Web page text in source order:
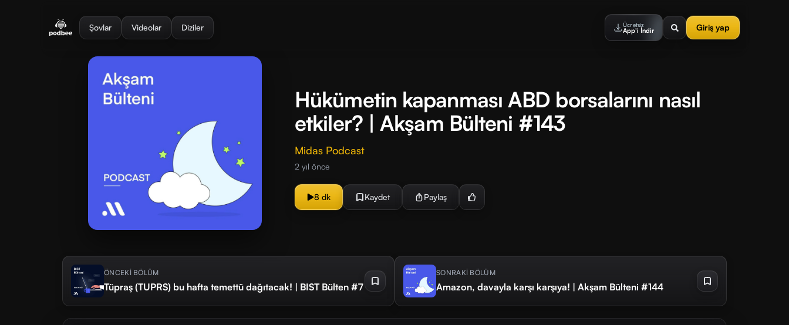
Şovlar Videolar Diziler Ücretsiz
App'i İndir Giriş yap
Hükümetin kapanması ABD borsalarını nasıl
etkiler? | Akşam Bülteni #143
Midas Podcast
2 yıl önce
8 dk Kaydet Paylaş
ÖNCEKİ BÖLÜM
Tüpraş (TUPRS) bu hafta temettü dağıtacak! | BIST Bülten #7
SONRAKİ BÖLÜM
Amazon, davayla karşı karşıya! | Akşam Bülteni #144